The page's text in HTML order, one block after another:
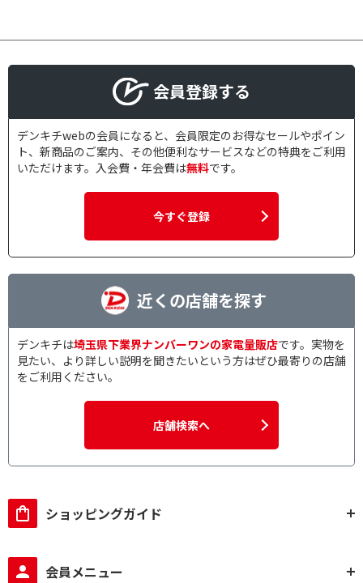
会員登録する
デンキチwebの会員になると、会員限定のお得なセールやポイン
ト、新商品のご案内、その他便利なサービスなどの特典をご利用
いただけます。入会費・年会費は無料です。
今すぐ登録
近くの店舗を探す
デンキチは埼玉県下業界ナンバーワンの家電量販店です。実物を
見たい、より詳しい説明を聞きたいという方はぜひ最寄りの店舗
をご利用ください。
店舗検索へ
ショッピングガイド
会員メニュー